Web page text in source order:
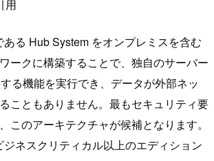
用
る Hub System をオンプレミスを含む
ークに構築することで、独自のサーバー
る機能を実行でき、データが外部ネッ
こともありません。最もセキュリティ要
このアーキテクチャが候補となります。
ネスクリティカル以上のエディション